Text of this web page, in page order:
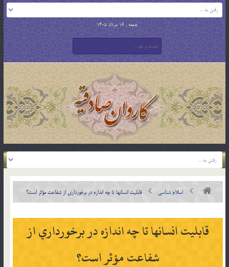
جمعه , 16 مرداد 1405
اسلام شناسی قابليت انسان‏ها تا چه اندازه در برخورداري از شفاعت مؤثر است؟
قابليت انسان‏ها تا چه اندازه در برخورداري از
شفاعت مؤثر است؟